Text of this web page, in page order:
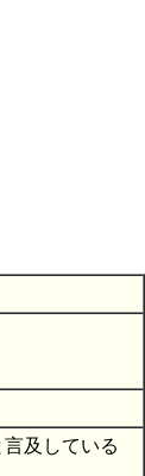
及している